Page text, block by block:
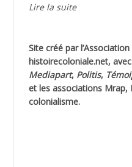
AHLOUCHE Mabrouk *
AIBLIED Ahmed
Lire la suite
Site créé par l’Association
histoirecoloniale.net,
Mediapart, Politis,
et les associations Mrap,
colonialisme.